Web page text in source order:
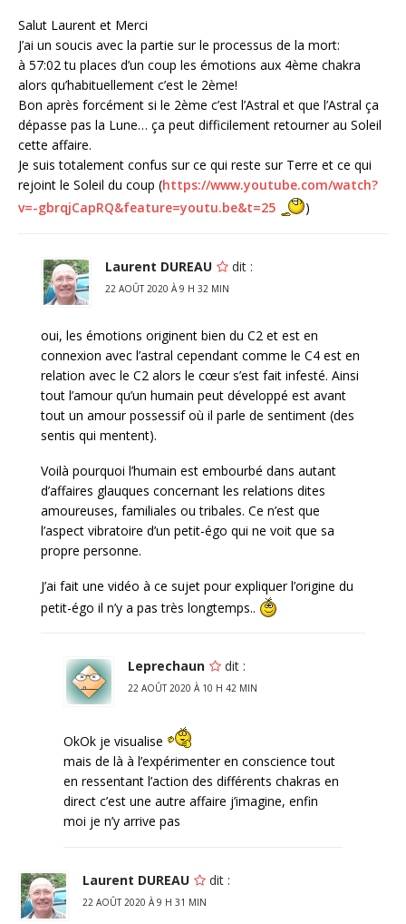
Salut Laurent et Merci
J’ai un soucis avec la partie sur le processus de la mort:
à 57:02 tu places d’un coup les émotions aux 4ème chakra
alors qu’habituellement c’est le 2ème!
Bon après forcément si le 2ème c’est l’Astral et que l’Astral ça
dépasse pas la Lune… ça peut difficilement retourner au Soleil
cette affaire.
Je suis totalement confus sur ce qui reste sur Terre et ce qui
rejoint le Soleil du coup (https://www.youtube.com/watch?
v=-gbrqjCapRQ&feature=youtu.be&t=25
)
Laurent DUREAU dit :
22 AOÛT 2020 À 9 H 32 MIN
oui, les émotions originent bien du C2 et est en
connexion avec l’astral cependant comme le C4 est en
relation avec le C2 alors le cœur s’est fait infesté. Ainsi
tout l’amour qu’un humain peut développé est avant
tout un amour possessif où il parle de sentiment (des
sentis qui mentent).
Voilà pourquoi l’humain est embourbé dans autant
d’affaires glauques concernant les relations dites
amoureuses, familiales ou tribales. Ce n’est que
l’aspect vibratoire d’un petit-égo qui ne voit que sa
propre personne.
J’ai fait une vidéo à ce sujet pour expliquer l’origine du
petit-égo il n’y a pas très longtemps..
Leprechaun dit :
22 AOÛT 2020 À 10 H 42 MIN
OkOk je visualise
mais de là à l’expérimenter en conscience tout
en ressentant l’action des différents chakras en
direct c’est une autre affaire j’imagine, enfin
moi je n’y arrive pas
Laurent DUREAU dit :
22 AOÛT 2020 À 9 H 31 MIN